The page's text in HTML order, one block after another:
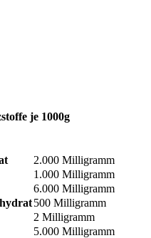
je 1000g
2.000 Milligramm
1.000 Milligramm
6.000 Milligramm
500 Milligramm
2 Milligramm
5.000 Milligramm